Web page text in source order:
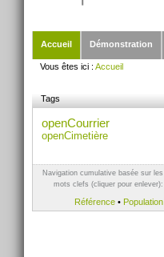
Accueil
Démonstration
Vous êtes ici : Accueil
Tags
openCourrier
openCimetière
Navigation cumulative basée sur les
mots clefs (cliquer pour enlever):
Référence• Population